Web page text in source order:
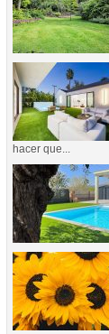
hacer que...